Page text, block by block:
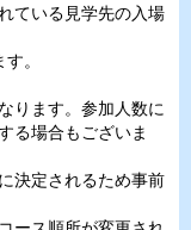
ている見学先の入場
。
ります。参加人数に
る場合もございま
決定されるため事前